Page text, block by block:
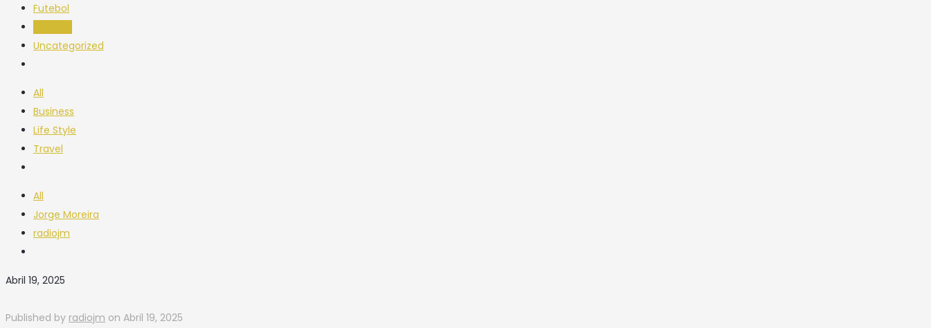
Futebol
Uncategorized
All
Business
Life Style
Travel
All
Jorge Moreira
radiojm
Abril 19, 2025
Published by radiojm on Abril 19, 2025